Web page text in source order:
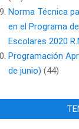
Norma Técnica
en el Programa
Escolares 2020
Programación
de junio) (44)